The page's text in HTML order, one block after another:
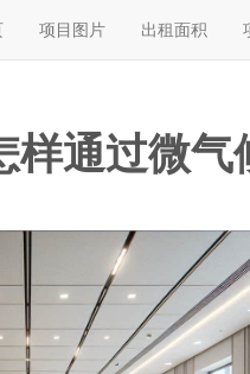
项目图片 出租面积
样通过微